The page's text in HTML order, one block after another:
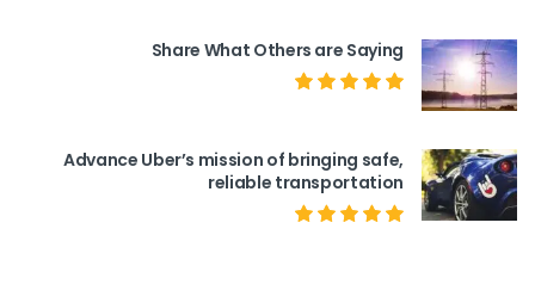
Share What Others are Saying
Advance Uber’s mission of bringing safe,
reliable transportation